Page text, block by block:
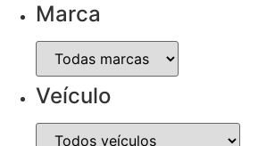
Marca
Veículo